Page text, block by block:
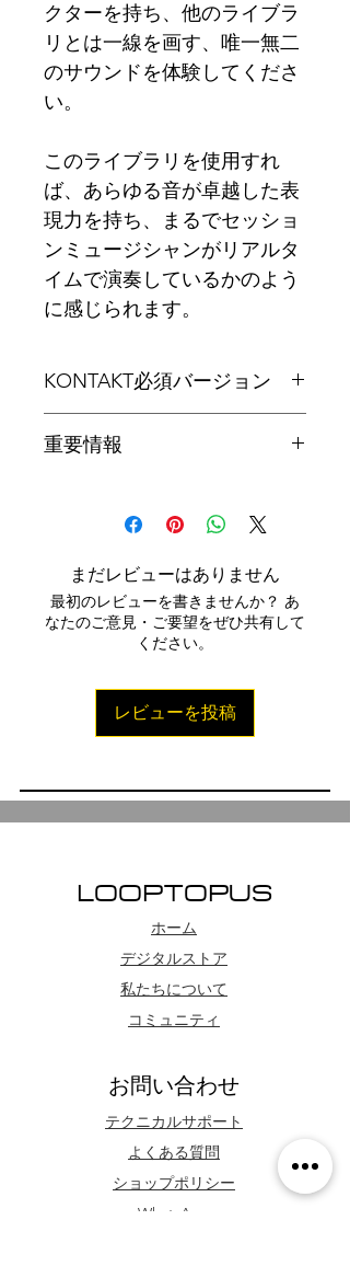
クターを持ち、他のライブラ
リとは一線を画す、唯一無二
のサウンドを体験してくださ
い。
このライブラリを使用すれ
ば、あらゆる音が卓越した表
現力を持ち、まるでセッショ
ンミュージシャンがリアルタ
イムで演奏しているかのよう
に感じられます。
KONTAKT必須バージョン
重要情報
利用するにはKONTAKTのフルバ
Kontakt Playerは機能制限があ
り、「DEMO」警告が表示される
可能性があるため推奨されませ
ん。本製品にはシリアル番号や追
ダウンロードリンクが購入時に登
録されたメールアドレスに送信さ
トカード、クレジットカード（分
まだレビューはありません
最初のレビューを書きませんか？ あ
なたのご意見・ご要望をぜひ共有して
ください。
レビューを投稿
LOOPTOPUS
ホーム
デジタルストア
私たちについて
コミュニティ
お問い合わせ
テクニカルサポート
よくある質問
ショップポリシー
WhatsApp